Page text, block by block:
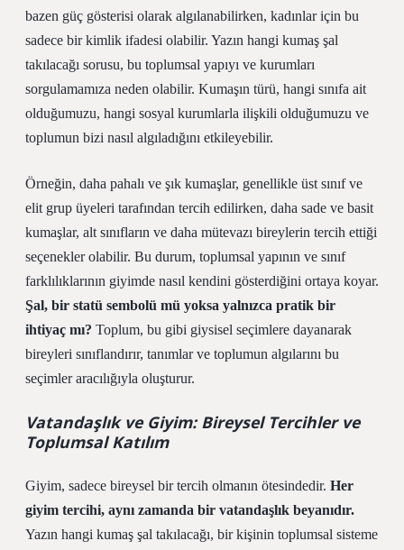
bazen güç gösterisi olarak algılanabilirken, kadınlar için bu
sadece bir kimlik ifadesi olabilir. Yazın hangi kumaş şal
takılacağı sorusu, bu toplumsal yapıyı ve kurumları
sorgulamamıza neden olabilir. Kumaşın türü, hangi sınıfa ait
olduğumuzu, hangi sosyal kurumlarla ilişkili olduğumuzu ve
toplumun bizi nasıl algıladığını etkileyebilir.
Örneğin, daha pahalı ve şık kumaşlar, genellikle üst sınıf ve
elit grup üyeleri tarafından tercih edilirken, daha sade ve basit
kumaşlar, alt sınıfların ve daha mütevazı bireylerin tercih ettiği
seçenekler olabilir. Bu durum, toplumsal yapının ve sınıf
farklılıklarının giyimde nasıl kendini gösterdiğini ortaya koyar.
Şal, bir statü sembolü mü yoksa yalnızca pratik bir
ihtiyaç mı? Toplum, bu gibi giysisel seçimlere dayanarak
bireyleri sınıflandırır, tanımlar ve toplumun algılarını bu
seçimler aracılığıyla oluşturur.
Vatandaşlık ve Giyim: Bireysel Tercihler ve
Toplumsal Katılım
Giyim, sadece bireysel bir tercih olmanın ötesindedir. Her
giyim tercihi, aynı zamanda bir vatandaşlık beyanıdır.
Yazın hangi kumaş şal takılacağı, bir kişinin toplumsal sisteme